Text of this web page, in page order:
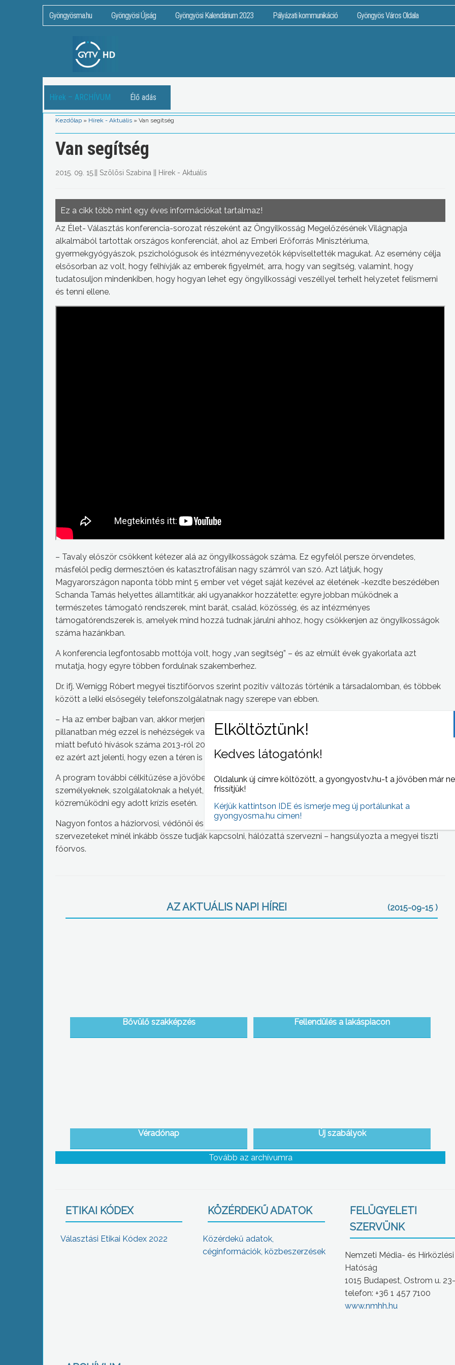
Gyöngyösma.hu Gyöngyösi Újság Gyöngyösi Kalendárium 2023 Pályázati kommunikáció Gyöngyös Város Oldala
Hírek – ARCHÍVUM Élő adás
Kezdőlap » Hírek - Aktuális » Van segítség
Van segítség
2015. 09. 15. Szõlõsi Szabina Hírek - Aktuális
Ez a cikk több mint egy éves információkat tartalmaz!
Az Élet- Választás konferencia-sorozat részeként az Öngyilkosság Megelőzésének Világnapja
alkalmából tartottak országos konferenciát, ahol az Emberi Erőforrás Minisztériuma,
gyermekgyógyászok, pszichológusok és intézményvezetők képviseltették magukat. Az esemény célja
elsősorban az volt, hogy felhívják az emberek figyelmét, arra, hogy van segítség, valamint, hogy
tudatosuljon mindenkiben, hogy hogyan lehet egy öngyilkossági veszéllyel terhelt helyzetet felismerni
és tenni ellene.
– Tavaly először csökkent kétezer alá az öngyilkosságok száma. Ez egyfelől persze örvendetes,
másfelől pedig dermesztően és katasztrofálisan nagy számról van szó. Azt látjuk, hogy
Magyarországon naponta több mint 5 ember vet véget saját kezével az életének -kezdte beszédében
Schanda Tamás helyettes államtitkár, aki ugyanakkor hozzátette: egyre jobban működnek a
természetes támogató rendszerek, mint barát, család, közösség, és az intézményes
támogatórendszerek is, amelyek mind hozzá tudnak járulni ahhoz, hogy csökkenjen az öngyilkosságok
száma hazánkban.
A konferencia legfontosabb mottója volt, hogy „van segítség” – és az elmúlt évek gyakorlata azt
mutatja, hogy egyre többen fordulnak szakemberhez.
Dr. ifj. Wernigg Róbert megyei tisztifőorvos szerint pozitív változás történik a társadalomban, és többek
között a lelki elsősegély telefonszolgálatnak nagy szerepe van ebben.
– Ha az ember bajban van, akkor merjen és akarjon segítséget kérni, mert úgy tűnik, hogy ebben a
pillanatban még ezzel is nehézségek vannak. Bár a lelki elsősegély szolgálathoz öngyilkossági krízis
miatt befutó hívások száma 2013-ról 2014-re, megugrott másfélszeresére, tehát 2000 hívásról 3000-re,
ez azért azt jelenti, hogy ezen a téren is nagyon jelentős változások vannak – fogalmazott.
A program további célkitűzése a jövőben, hogy tudatosítsa azoknak a segítő szervezeteknek,
személyeknek, szolgálatoknak a helyét, elérhetőségét, és igénybevehetőségét, akik tudnak segíteni,
közreműködni egy adott krízis esetén.
Nagyon fontos a háziorvosi, védőnői és családsegítő szolgálat, valamint az önkéntesek – hogy ezeket a
szervezeteket minél inkább össze tudják kapcsolni, hálózattá szervezni – hangsúlyozta a megyei tiszti
főorvos.
AZ AKTUÁLIS NAPI HÍREI (2015-09-15 )
Bővülő szakképzés Fellendülés a lakáspiacon
Véradónap Új szabályok
Tovább az archívumra
ETIKAI KÓDEX
Választási Etikai Kódex 2022
KÖZÉRDEKŰ ADATOK
Közérdekű adatok,
céginformációk, közbeszerzések
FELÜGYELETI
SZERVÜNK
Nemzeti Média- és Hírközlési
Hatóság
1015 Budapest, Ostrom u.
telefon: +36 1 457 7100
www.nmhh.hu
Kedves látogatónk!
Oldalunk új címre költözött, a gyongyostv.hu-t a jövőben már
frissítjük!
Kérjük kattintson IDE és ismerje meg új portálunkat a
gyongyosma.hu címen!